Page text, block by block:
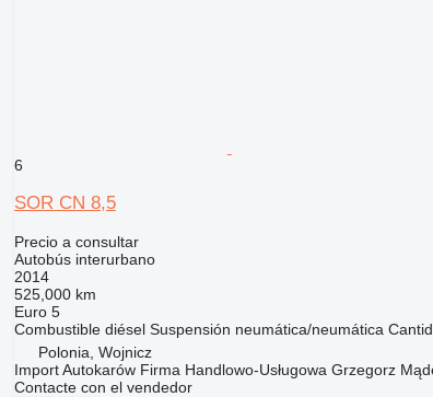
6
SOR CN 8,5
Precio a consultar
Autobús interurbano
2014
525,000 km
Euro 5
Combustible diésel Suspensión neumática/neumática
Polonia, Wojnicz
Import Autokarów Firma Handlowo-Usługowa Grzegorz
Contacte con el vendedor